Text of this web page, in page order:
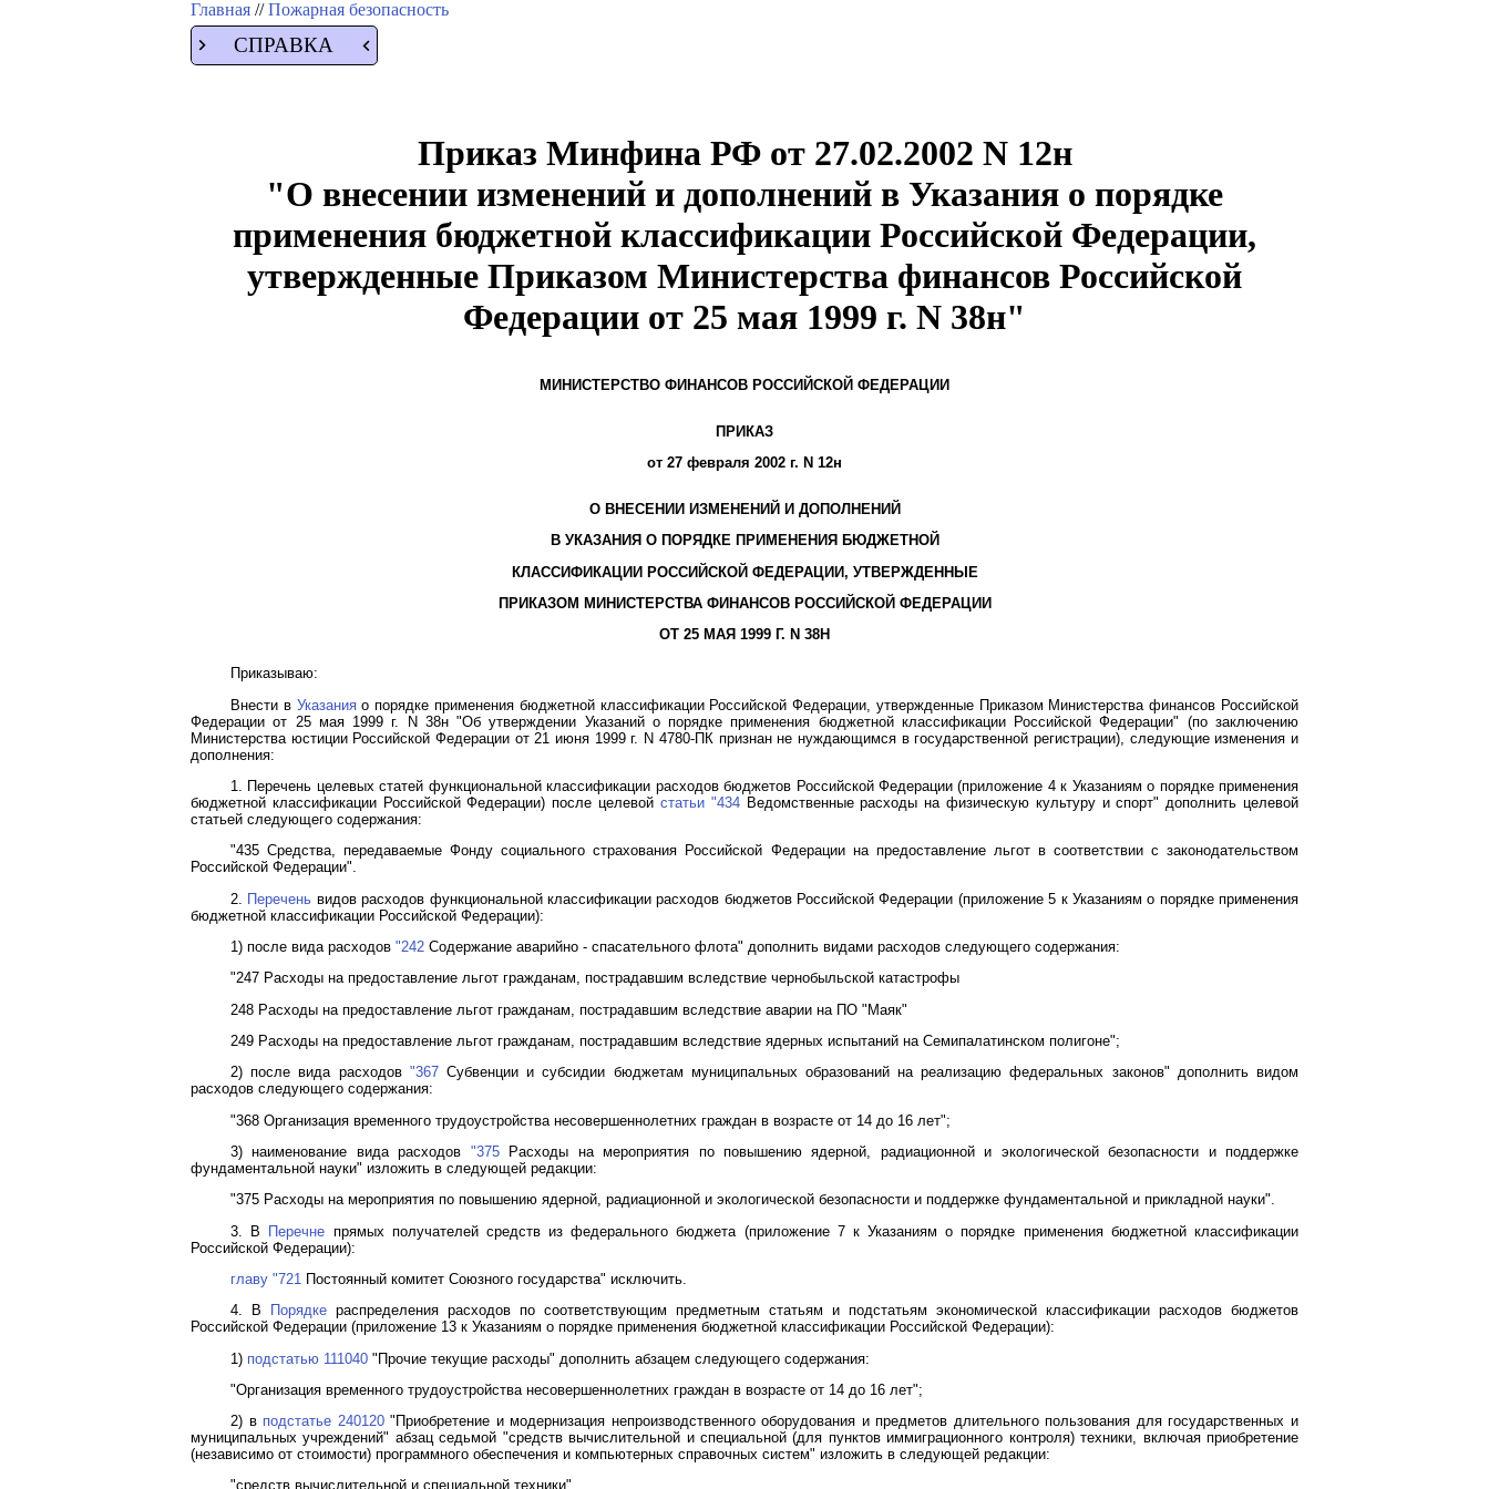
Главная //Пожарная безопасность
СПРАВКА
Приказ Минфина РФ от 27.02.2002 N 12н
"О внесении изменений и дополнений в Указания о порядке
применения бюджетной классификации Российской Федерации,
утвержденные Приказом Министерства финансов Российской
Федерации от 25 мая 1999 г. N 38н"
МИНИСТЕРСТВО ФИНАНСОВ РОССИЙСКОЙ ФЕДЕРАЦИИ
ПРИКАЗ
от 27 февраля 2002 г. N 12н
О ВНЕСЕНИИ ИЗМЕНЕНИЙ И ДОПОЛНЕНИЙ
В УКАЗАНИЯ О ПОРЯДКЕ ПРИМЕНЕНИЯ БЮДЖЕТНОЙ
КЛАССИФИКАЦИИ РОССИЙСКОЙ ФЕДЕРАЦИИ, УТВЕРЖДЕННЫЕ
ПРИКАЗОМ МИНИСТЕРСТВА ФИНАНСОВ РОССИЙСКОЙ ФЕДЕРАЦИИ
ОТ 25 МАЯ 1999 Г. N 38Н
Приказываю:
Внести в Указанияо порядке применения бюджетной классификации Российской Федерации, утвержденные Приказом Министерства финансов Российской
Федерации от 25 мая 1999 г. N 38н "Об утверждении Указаний о порядке применения бюджетной классификации Российской Федерации" (по заключению
Министерства юстиции Российской Федерации от 21 июня 1999 г. N 4780-ПК признан не нуждающимся в государственной регистрации), следующие изменения и
дополнения:
1. Перечень целевых статей функциональной классификации расходов бюджетов Российской Федерации (приложение 4 к Указаниям о порядке применения
бюджетной классификации Российской Федерации) после целевой статьи "434Ведомственные расходы на физическую культуру и спорт" дополнить целевой
статьей следующего содержания:
"435 Средства, передаваемые Фонду социального страхования Российской Федерации на предоставление льгот в соответствии с законодательством
Российской Федерации".
2. Перечень видов расходов функциональной классификации расходов бюджетов Российской Федерации (приложение 5 к Указаниям о порядке применения
бюджетной классификации Российской Федерации):
1) после вида расходов "242 Содержание аварийно - спасательного флота" дополнить видами расходов следующего содержания:
"247 Расходы на предоставление льгот гражданам, пострадавшим вследствие чернобыльской катастрофы
248 Расходы на предоставление льгот гражданам, пострадавшим вследствие аварии на ПО "Маяк"
249 Расходы на предоставление льгот гражданам, пострадавшим вследствие ядерных испытаний на Семипалатинском полигоне";
2) после вида расходов "367Субвенции и субсидии бюджетам муниципальных образований на реализацию федеральных законов" дополнить видом
расходов следующего содержания:
"368 Организация временного трудоустройства несовершеннолетних граждан в возрасте от 14 до 16 лет";
3) наименование вида расходов "375Расходы на мероприятия по повышению ядерной, радиационной и экологической безопасности и поддержке
фундаментальной науки" изложить в следующей редакции:
"375 Расходы на мероприятия по повышению ядерной, радиационной и экологической безопасности и поддержке фундаментальной и прикладной науки".
3. В Перечне прямых получателей средств из федерального бюджета (приложение 7 к Указаниям о порядке применения бюджетной классификации
Российской Федерации):
главу "721 Постоянный комитет Союзного государства" исключить.
4. В
Порядке распределения расходов по соответствующим предметным статьям и подстатьям экономической классификации расходов бюджетов
Российской Федерации (приложение 13 к Указаниям о порядке применения бюджетной классификации Российской Федерации):
1) подстатью 111040 "Прочие текущие расходы" дополнить абзацем следующего содержания:
"Организация временного трудоустройства несовершеннолетних граждан в возрасте от 14 до 16 лет";
2) в подстатье 240120"Приобретение и модернизация непроизводственного оборудования и предметов длительного пользования для государственных и
муниципальных учреждений" абзац седьмой "средств вычислительной и специальной (для пунктов иммиграционного контроля) техники, включая приобретение
(независимо от стоимости) программного обеспечения и компьютерных справочных систем" изложить в следующей редакции:
"средств вычислительной и специальной техники".